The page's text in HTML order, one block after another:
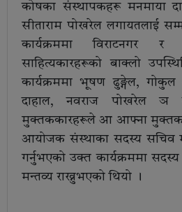
कोषका संस्थापकहरू मनमाया
सीताराम पोखरेल लगायतलाई
कार्यक्रममा विराटनगर र
साहित्यकारहरूको बाक्लो
कार्यक्रममा भूषण ढुङ्गेल, गोकुल
दाहाल, नवराज पोखरेल ञ
मुक्तककारहरूले आ आफ्ना
आयोजक संस्थाका सदस्य सचिव
गर्नुभएको उक्त कार्यक्रममा
मन्तव्य राख्नुभएको थियो ।